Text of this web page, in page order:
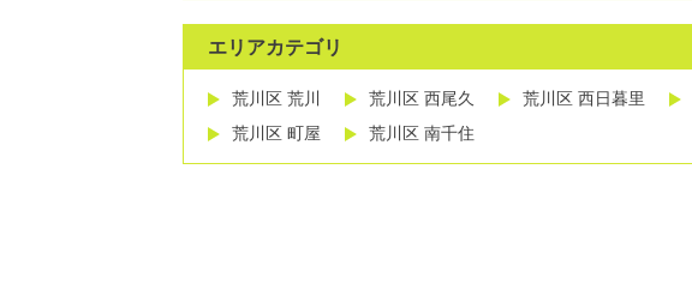
エリアカテゴリ
荒川区 荒川 荒川区 西尾久 荒川区 西日暮里
荒川区 町屋
荒川区 南千住